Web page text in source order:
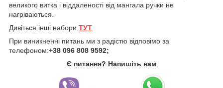
великого витка і віддаленості від мангала ручки не
нагріваються.
Дивіться інші набори ТУТ
При виникненні питань ми з радістю відповімо за
телефоном:+38 096 808 9592;
Є питання? Напишіть нам